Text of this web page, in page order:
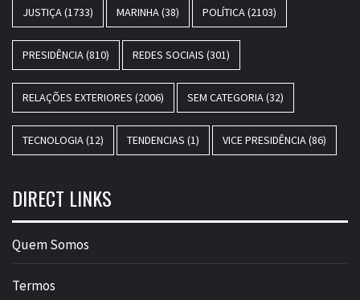
JUSTIÇA (1733) MARINHA (38) POLÍTICA (2103)
PRESIDÊNCIA (810) REDES SOCIAIS (301)
RELAÇÕES EXTERIORES (2006) SEM CATEGORIA (32)
TECNOLOGIA (12) TENDENCIAS (1) VICE PRESIDÊNCIA (86)
DIRECT LINKS
Quem Somos
Termos